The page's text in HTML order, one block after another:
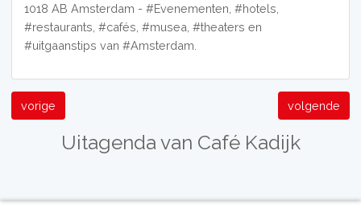
1018 AB Amsterdam - #Evenementen, #hotels,
#restaurants, #cafés, #musea, #theaters en
#uitgaanstips van #Amsterdam.
vorige volgende
Uitagenda van Café Kadijk